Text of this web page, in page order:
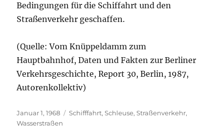
Bedingungen für die Schiffahrt und den
Straßenverkehr geschaffen.
(Quelle: Vom Knüppeldamm zum
Hauptbahnhof, Daten und Fakten zur Berliner
Verkehrsgeschichte, Report 30, Berlin, 1987,
Autorenkollektiv)
Veröffentlicht
am
Januar 1, 1968 Kategorien
Schifffahrt,Schleuse,Straßenverkehr,
Wasserstraßen